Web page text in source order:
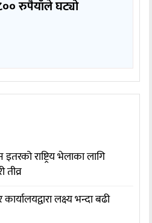
रुपैयाँले घट्यो
राष्ट्रिय भेलाका लागि
तीव्र
लक्ष्य भन्दा बढी